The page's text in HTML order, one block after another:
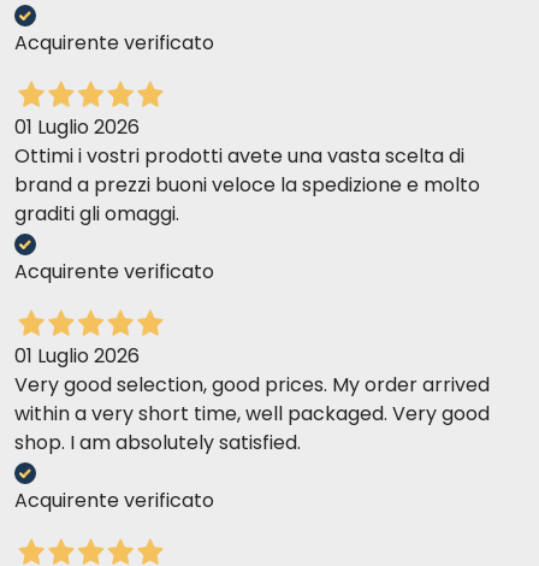
Acquirente verificato
01 Luglio 2026
Ottimi i vostri prodotti avete una vasta scelta di
brand a prezzi buoni veloce la spedizione e molto
graditi gli omaggi.
Acquirente verificato
01 Luglio 2026
Very good selection, good prices. My order arrived
within a very short time, well packaged. Very good
shop. I am absolutely satisfied.
Acquirente verificato